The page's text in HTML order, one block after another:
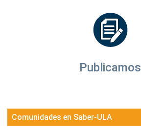
Publicamos
Comunidades en Saber-ULA